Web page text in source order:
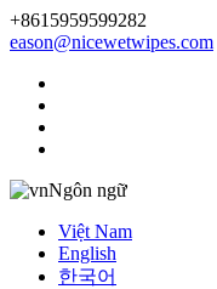
+8615959599282
eason@nicewetwipes.com
Ngôn ngữ
Việt Nam
English
한국어